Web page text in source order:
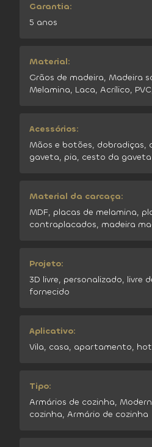
Garantia:
5 anos
Material:
Grãos de madeira, Madeira
Melamina, Laca, Acrílico,
Acessórios:
Mãos e botões, dobradiças,
gaveta, pia, cesto da gaveta
Material da carcaça:
MDF, placas de melamina,
contraplacados, madeira
Projeto:
3D livre, personalizado, livre
fornecido
Aplicativo:
Vila, casa, apartamento,
Tipo:
Armários de cozinha,
cozinha, Armário de cozinha